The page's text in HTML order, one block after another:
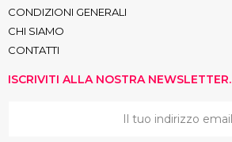
CONDIZIONI GENERALI
CHI SIAMO
CONTATTI
ISCRIVITI ALLA NOSTRA NEWSLETTER.